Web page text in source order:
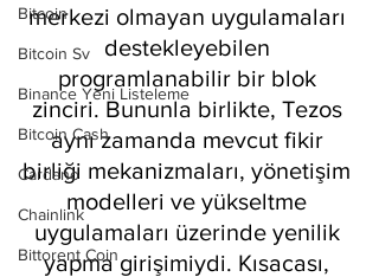
Bitcoin
Bitcoin Sv
Binance Yeni Listeleme
Bitcoin Cash
Cardano
Chainlink
Bittorent Coin
merkezi olmayan uygulamaları
destekleyebilen
programlanabilir bir blok
zinciri. Bununla birlikte, Tezos
aynı zamanda mevcut fikir
birliği mekanizmaları, yönetişim
modelleri ve yükseltme
uygulamaları üzerinde yenilik
yapma girişimiydi. Kısacası,